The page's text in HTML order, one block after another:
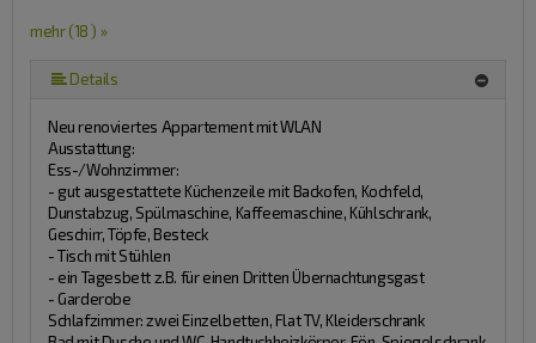
mehr (18 ) »
mehr (18 ) »
mehr (18 ) »
mehr (18 ) »
mehr (18 ) »
mehr (18 ) »
mehr (18 ) »
mehr (18 ) »
mehr (18 ) »
mehr (18 ) »
mehr (18 ) »
mehr (18 ) »
mehr (18 ) »
mehr (18 ) »
mehr (18 ) »
Details
Neu renoviertes Appartement mit WLAN
Ausstattung:
Ess-/Wohnzimmer:
- gut ausgestattete Küchenzeile mit Backofen, Kochfeld,
Dunstabzug, Spülmaschine, Kaffeemaschine, Kühlschrank,
Geschirr, Töpfe, Besteck
- Tisch mit Stühlen
- ein Tagesbett z.B. für einen Dritten Übernachtungsgast
- Garderobe
Schlafzimmer: zwei Einzelbetten, Flat TV, Kleiderschrank